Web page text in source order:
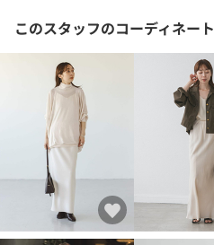
このスタッフのコーディネート